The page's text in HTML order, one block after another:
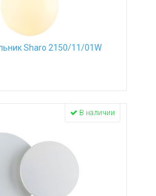
Sharo 2150/11/01W
В наличии